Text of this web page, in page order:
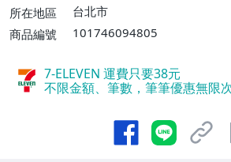
所在地區
台北市
商品編號
101746094805
7-ELEVEN 運費只要38元
不限金額、筆數，筆筆優惠無限